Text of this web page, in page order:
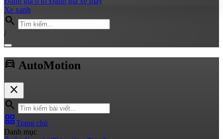
Xe xanh
search
/
directions_car AutoMotion
close
search
grid_viewTrang chủ
Danh mục